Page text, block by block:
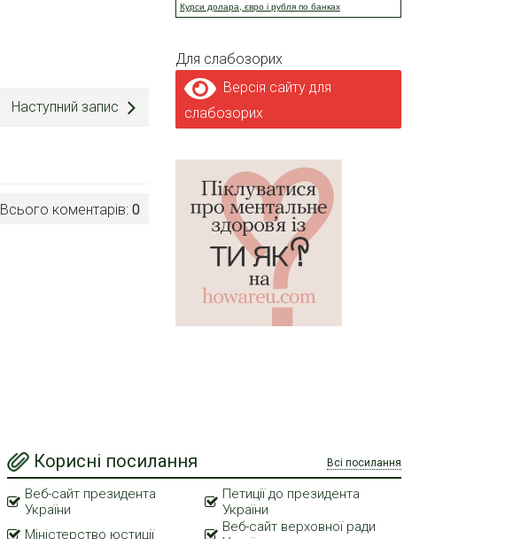
Наступний запис
Всього коментарів: 0
Курси долара, євро і рубля по банках
Для слабозорих
Версія сайту для
слабозорих
Корисні посилання Всі посилання
Веб-сайт президента
України
Петиції до президента
України
Міністерство юстиції
Веб-сайт верховної ради